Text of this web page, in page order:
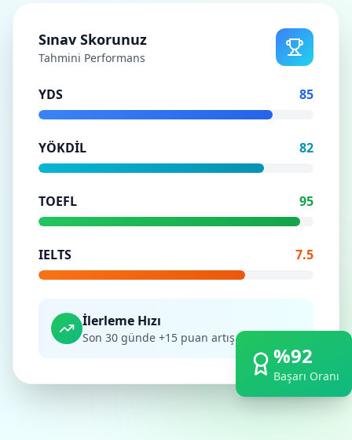
Sınav Skorunuz
Tahmini Performans
YDS 85
YÖKDİL 82
TOEFL 95
IELTS 7.5
İlerleme Hızı
Son 30 günde +15 puan artış
%92
Başarı Oranı